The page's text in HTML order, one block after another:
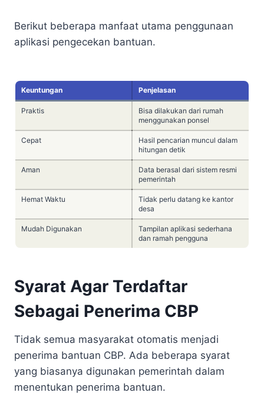
Berikut beberapa manfaat utama penggunaan
aplikasi pengecekan bantuan.
Keuntungan Penjelasan
Praktis
Bisa dilakukan dari rumah
menggunakan ponsel
Cepat
Hasil pencarian muncul dalam
hitungan detik
Aman
Data berasal dari sistem resmi
pemerintah
Hemat Waktu
Tidak perlu datang ke kantor
desa
Mudah Digunakan
Tampilan aplikasi sederhana
dan ramah pengguna
Syarat Agar Terdaftar
Sebagai Penerima CBP
Tidak semua masyarakat otomatis menjadi
penerima bantuan CBP. Ada beberapa syarat
yang biasanya digunakan pemerintah dalam
menentukan penerima bantuan.